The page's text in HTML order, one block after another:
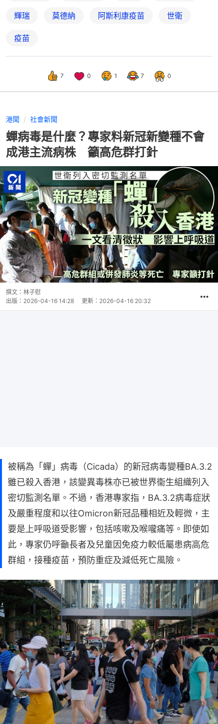
輝瑞 莫德納 阿斯利康疫苗 世衛
疫苗
7 0 1 7 0
港聞 社會新聞
蟬病毒是什麼？專家料新冠新變種不會
成港主流病株 籲高危群打針
撰文： 林子慰
出版： 2026-04-16 14:28 更新： 2026-04-16 20:32
被稱為「蟬」病毒（Cicada）的新冠病毒變種BA.3.2
雖已殺入香港，該變異毒株亦已被世界衞生組織列入
密切監測名單。不過，香港專家指，BA.3.2病毒症狀
及嚴重程度和以往Omicron新冠品種相近及輕微，主
要是上呼吸道受影響，包括咳嗽及喉嚨痛等。即使如
此，專家仍呼籲長者及兒童因免疫力較低屬患病高危
群組，接種疫苗，預防重症及減低死亡風險。